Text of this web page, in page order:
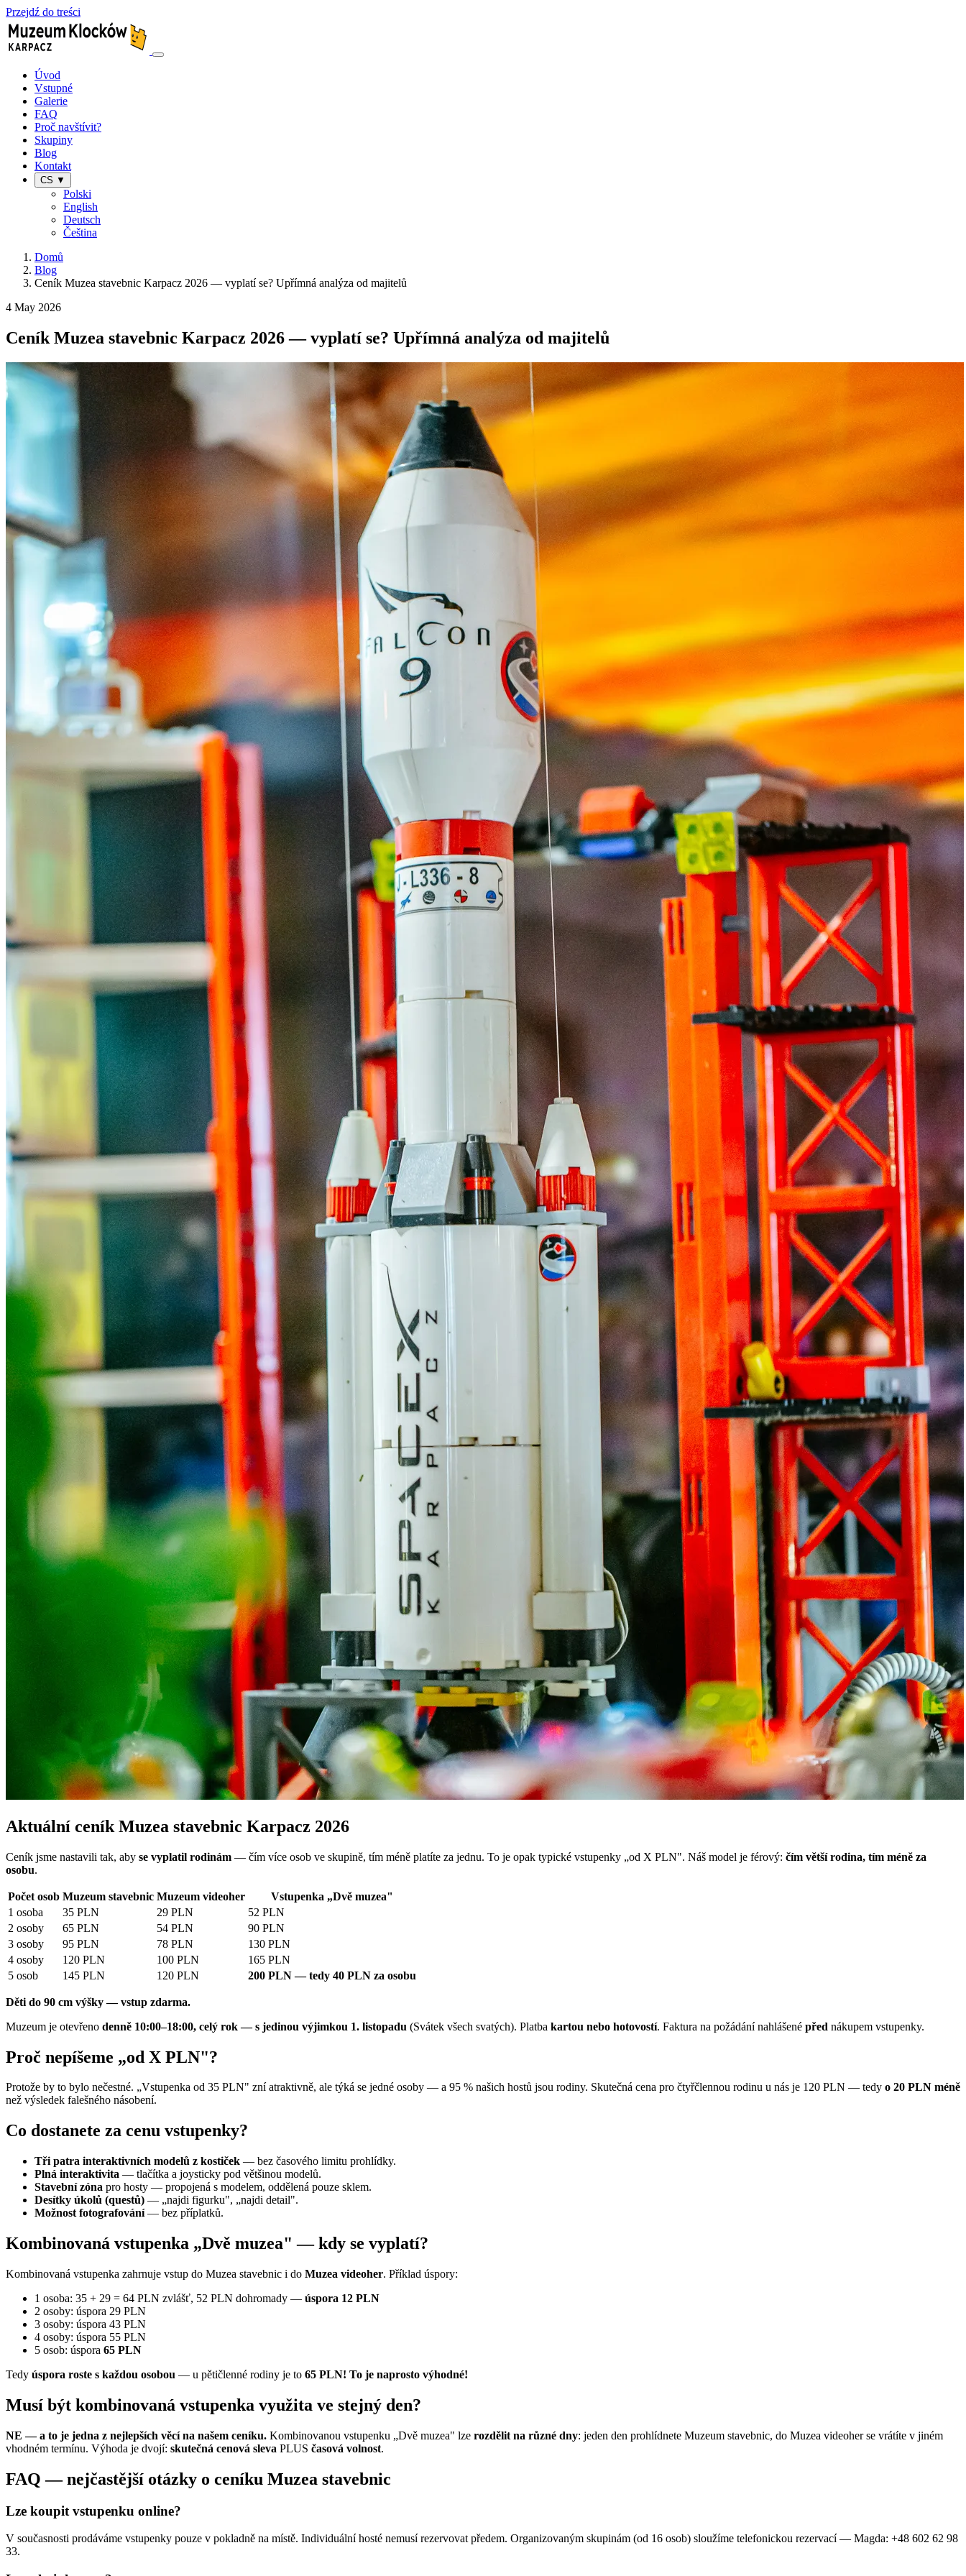
Przejdź do treści
Úvod
Vstupné
Galerie
FAQ
Proč navštívit?
Skupiny
Blog
Kontakt
CS ▼
Polski
English
Deutsch
Čeština
Domů
Blog
Ceník Muzea stavebnic Karpacz 2026 — vyplatí se? Upřímná analýza od majitelů
4 May 2026
Ceník Muzea stavebnic Karpacz 2026 — vyplatí se? Upřímná analýza od majitelů
Aktuální ceník Muzea stavebnic Karpacz 2026
Ceník jsme nastavili tak, aby se vyplatil rodinám — čím více osob ve skupině, tím méně platíte za jednu. To je opak typické vstupenky „od X PLN". Náš model je férový: čím větší rodina, tím méně za
osobu.
Počet osob Muzeum stavebnic Muzeum videoher
Vstupenka „Dvě muzea"
1 osoba
35 PLN 29 PLN
52 PLN
2 osoby
65 PLN 54 PLN
90 PLN
3 osoby
95 PLN 78 PLN
130 PLN
4 osoby
120 PLN 100 PLN
165 PLN
5 osob
145 PLN 120 PLN 200 PLN — tedy 40 PLN za osobu
Děti do 90 cm výšky — vstup zdarma.
Muzeum je otevřeno denně 10:00–18:00, celý rok — s jedinou výjimkou 1. listopadu (Svátek všech svatých). Platba kartou nebo hotovostí. Faktura na požádání nahlášené před nákupem vstupenky.
Proč nepíšeme „od X PLN"?
Protože by to bylo nečestné. „Vstupenka od 35 PLN" zní atraktivně, ale týká se jedné osoby — a 95 % našich hostů jsou rodiny. Skutečná cena pro čtyřčlennou rodinu u nás je 120 PLN — tedy o 20 PLN méně
než výsledek falešného násobení.
Co dostanete za cenu vstupenky?
Tři patra interaktivních modelů z kostiček — bez časového limitu prohlídky.
Plná interaktivita — tlačítka a joysticky pod většinou modelů.
Stavební zóna pro hosty — propojená s modelem, oddělená pouze sklem.
Desítky úkolů (questů) — „najdi figurku", „najdi detail".
Možnost fotografování— bez příplatků.
Kombinovaná vstupenka „Dvě muzea" — kdy se vyplatí?
Kombinovaná vstupenka zahrnuje vstup do Muzea stavebnic i do Muzea videoher. Příklad úspory:
1 osoba: 35 + 29 = 64 PLN zvlášť, 52 PLN dohromady — úspora 12 PLN
2 osoby: úspora 29 PLN
3 osoby: úspora 43 PLN
4 osoby: úspora 55 PLN
5 osob: úspora 65 PLN
Tedy úspora roste s každou osobou — u pětičlenné rodiny je to 65 PLN! To je naprosto výhodné!
Musí být kombinovaná vstupenka využita ve stejný den?
NE — a to je jedna z nejlepších věcí na našem ceníku. Kombinovanou vstupenku „Dvě muzea" lze rozdělit na různé dny: jeden den prohlídnete Muzeum stavebnic, do Muzea videoher se vrátíte v jiném
vhodném termínu. Výhoda je dvojí: skutečná cenová sleva PLUS časová volnost.
FAQ — nejčastější otázky o ceníku Muzea stavebnic
Lze koupit vstupenku online?
V současnosti prodáváme vstupenky pouze v pokladně na místě. Individuální hosté nemusí rezervovat předem. Organizovaným skupinám (od 16 osob) sloužíme telefonickou rezervací — Magda: +48 602 62 98
33.